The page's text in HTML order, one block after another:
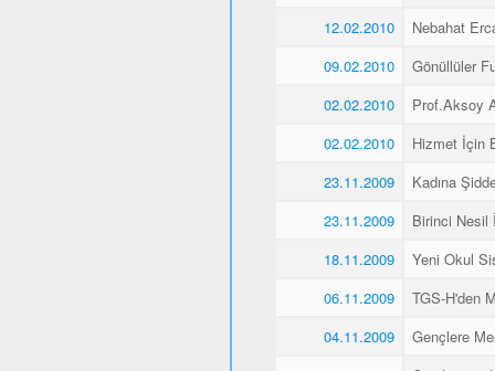
12.02.2010
Nebahat
09.02.2010
Gönüllüler
02.02.2010
Prof.Aksoy
02.02.2010
Hizmet İçin
23.11.2009
Kadına
23.11.2009
Birinci Nesil
18.11.2009
Yeni Okul
06.11.2009
TGS-H'den
04.11.2009
Gençlere